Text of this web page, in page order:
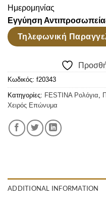
Ημερομηνίας
Εγγύηση
Τηλεφωνική
Κωδικός: f20343
Κατηγορίες: FESTINA Ρολόγια,
Χειρός Επώνυμα
ADDITIONAL INFORMATION